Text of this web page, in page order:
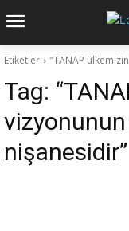
Etiketler “TANAP
Tag:
nişanesidir”